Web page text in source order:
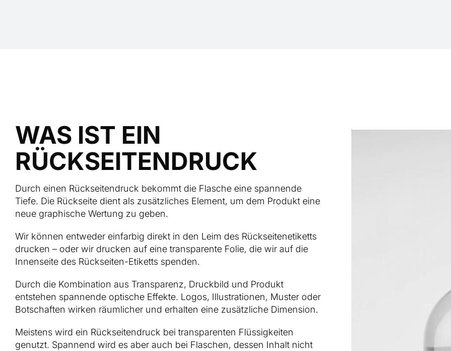
WAS IST EIN
RÜCKSEITENDRUCK
Durch einen Rückseitendruck bekommt die Flasche eine spannende
Tiefe. Die Rückseite dient als zusätzliches Element, um dem Produkt eine
neue graphische Wertung zu geben.
Wir können entweder einfarbig direkt in den Leim des Rückseitenetiketts
drucken – oder wir drucken auf eine transparente Folie, die wir auf die
Innenseite des Rückseiten-Etiketts spenden.
Durch die Kombination aus Transparenz, Druckbild und Produkt
entstehen spannende optische Effekte. Logos, Illustrationen, Muster oder
Botschaften wirken räumlicher und erhalten eine zusätzliche Dimension.
Meistens wird ein Rückseitendruck bei transparenten Flüssigkeiten
genutzt. Spannend wird es aber auch bei Flaschen, dessen Inhalt nicht